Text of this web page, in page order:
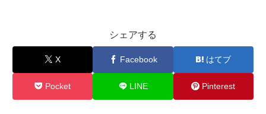
シェアする
X Facebook はてブ
Pocket LINE Pinterest